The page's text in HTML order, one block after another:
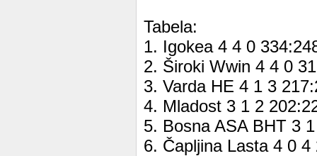
Tabela:
1. Igokea 4 4 0
2. Široki Wwin 4 4 0
3. Varda HE 4 1 3
4. Mladost 3 1 2
5. Bosna ASA BHT 3
6. Čapljina Lasta 4 0 4